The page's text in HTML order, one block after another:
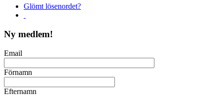
Glömt lösenordet?
Ny medlem!
Email
Förnamn
Efternamn